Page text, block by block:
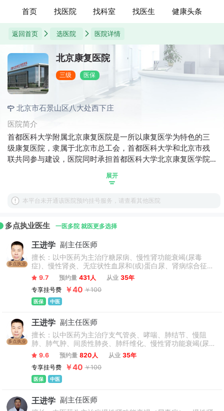
首页 找医院 找科室 找医生 健康头条
返回首页 选医院 医院详情
北京康复医院
三级 医保
北京市石景山区八大处西下庄
医院简介
首都医科大学附属北京康复医院是一所以康复医学为特色的三
级康复医院，隶属于北京市总工会，首都医科大学和北京市残
联共同参与建设，医院同时承担首都医科大学北京康复医学院
来，医院先后为成千上万名劳动模范、先进工作者和干部职工
循“大康复、强综合”的学科发展模式，致力于建设首都龙头、国
科学研究和康复医学工程于一体的现代化学院型三级康复医
面积130余亩，建筑面积10万余平方米，室外康复花园面积2万
余平方米，开放床位950张。
展开
本平台未开通该医院预约挂号服务，请查看其他医院
多点执业医生 一医多院 就医更多选择
多点执业
王进学 副主任医师
擅长：以中医药为主治疗糖尿病、慢性肾功能衰竭(尿毒
症)、慢性肾炎、无症状性血尿和(或)蛋白尿、肾病综合征、
IgA肾病、膜性肾病、糖尿病肾病、痛风性肾病、高血压性肾
损害、尿路感染、慢性肾盂肾炎、尿路结石、系统性红斑狼
疮性肾炎、多囊肾等肾脏疾病，及心、脑、肺、脾胃等内科
疾病。
9.7 预约量 431人 从业 35年
专享挂号费
￥40 ￥100
医保 中医
多点执业
王进学 副主任医师
擅长：以中医药为主治疗支气管炎、哮喘、肺结节、慢阻
肺、肺气肿、间质性肺炎、肺纤维化、慢性肾功能衰竭(尿毒
症)、慢性肾炎、肾病综合征、糖尿病肾病、痛风性肾病、高
血压性肾损害、尿路感染、尿路结石、多囊肾等肾脏疾病，
及心、脑、肺、脾胃等内科疾病。
9.6 预约量 820人 从业 35年
专享挂号费
￥40 ￥100
医保 中医
王进学 副主任医师